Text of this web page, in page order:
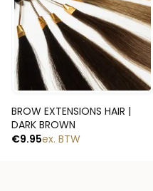
BROW EXTENSIONS HAIR |
DARK BROWN
€9.95ex. BTW